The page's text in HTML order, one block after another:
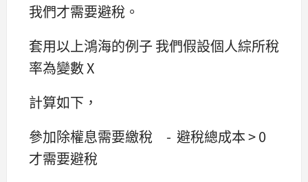
我們才需要避稅。
套用以上鴻海的例子 我們假設個人綜所稅
率為變數 X
計算如下，
參加除權息需要繳稅 - 避稅總成本 > 0
才需要避稅